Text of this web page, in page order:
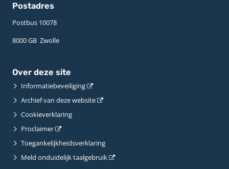
Postadres
Postbus 10078 ­
8000 GB ­ Zwolle
Over deze site
Informatiebeveiliging
Archief van deze website
Cookieverklaring
Proclaimer
Toegankelijkheidsverklaring
Meld onduidelijk taalgebruik